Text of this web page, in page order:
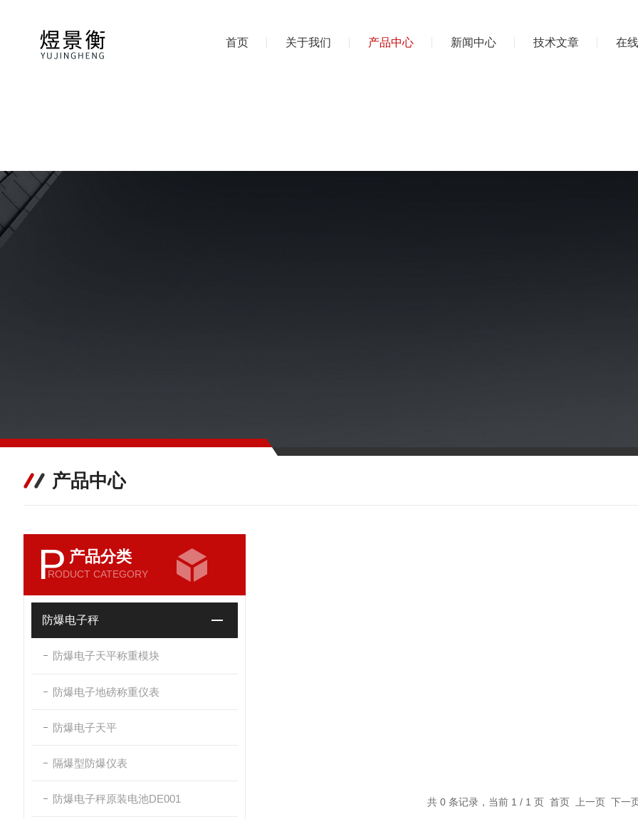
首页 关于我们 产品中心 新闻中心 技术文章 在
产品中心
P 产品分类
RODUCT CATEGORY
防爆电子秤
防爆电子天平称重模块
防爆电子地磅称重仪表
防爆电子天平
隔爆型防爆仪表
防爆电子秤原装电池DE001 共 0 条记录，当前 1 / 1 页 首页 上一页 下一